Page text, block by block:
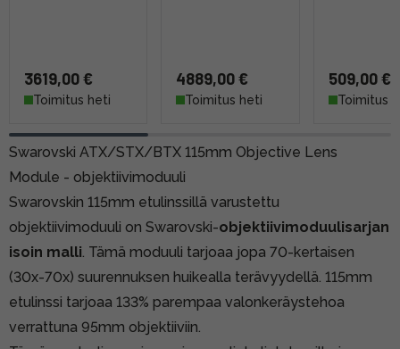
3619,00 €
Toimitus heti
4889,00 €
Toimitus heti
509,00 €
Toimitus
Swarovski ATX/STX/BTX 115mm Objective Lens
Module - objektiivimoduuli
Swarovskin 115mm etulinssillä varustettu
objektiivimoduuli on Swarovski-objektiivimoduulisarjan
isoin malli. Tämä moduuli tarjoaa jopa 70-kertaisen
(30x-70x) suurennuksen huikealla terävyydellä. 115mm
etulinssi tarjoaa 133% parempaa valonkeräystehoa
verrattuna 95mm objektiiviin.